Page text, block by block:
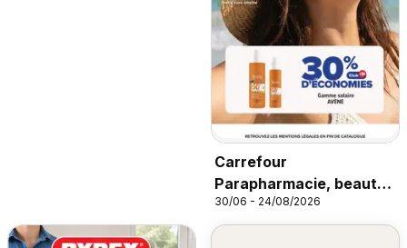
Carrefour
Parapharmacie, beauté,
santé et bien-être
30/06 - 24/08/2026